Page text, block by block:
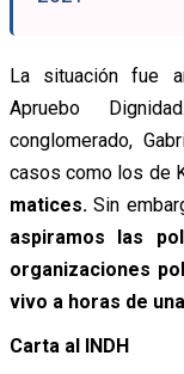
La situación fue
Apruebo
conglomerado,
casos como los de
matices. Sin
aspiramos las
organizaciones
vivo a horas de
Carta al INDH